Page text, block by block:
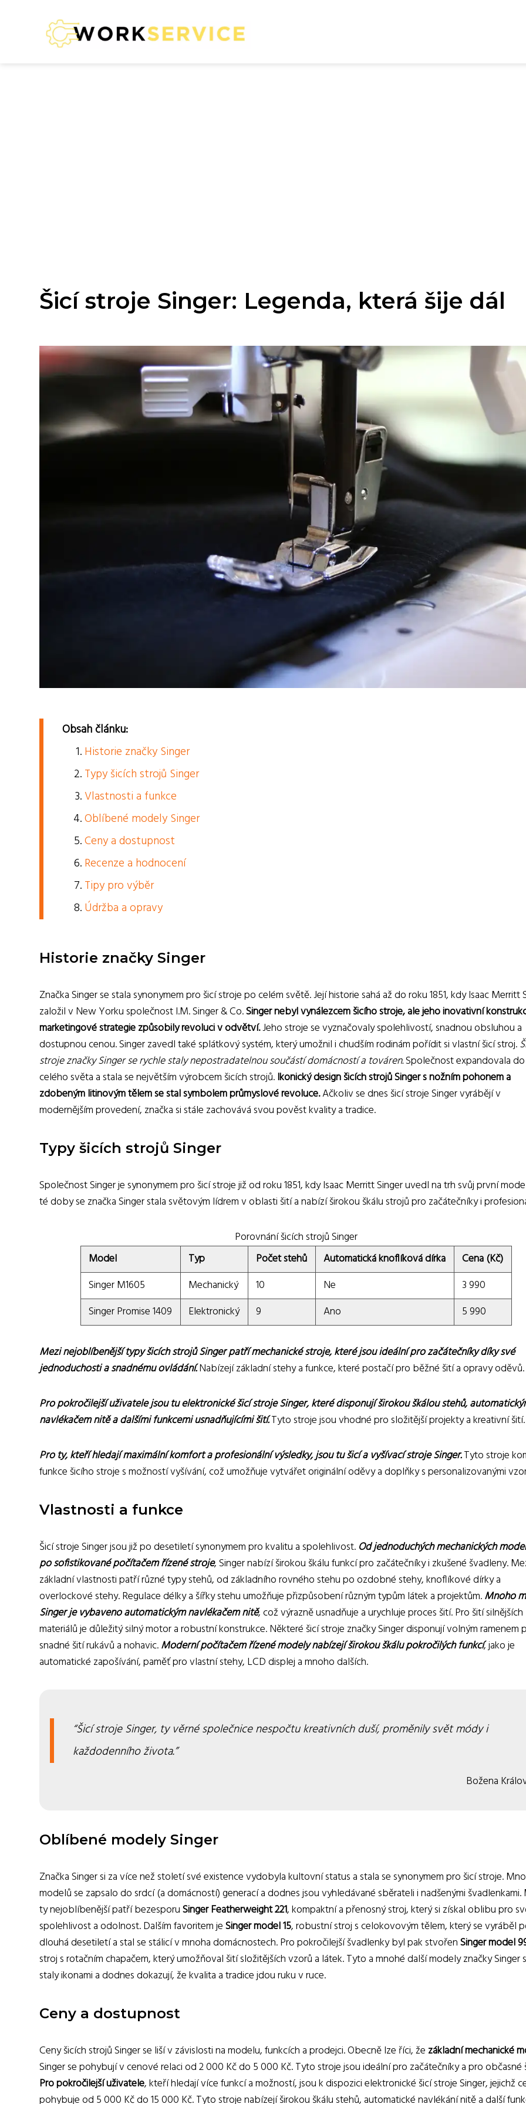
Šicí stroje Singer: Legenda, která šije dál
Obsah článku:
Historie značky Singer
Typy šicích strojů Singer
Vlastnosti a funkce
Oblíbené modely Singer
Ceny a dostupnost
Recenze a hodnocení
Tipy pro výběr
Údržba a opravy
Historie značky Singer
Značka Singer se stala synonymem pro šicí stroje po celém světě. Její historie sahá až do roku 1851, kdy Isaac Merritt
založil v New Yorku společnost I.M. Singer & Co.Singer nebyl vynálezcem šicího stroje, ale jeho inovativní
marketingové strategie způsobily revoluci v odvětví.Jeho stroje se vyznačovaly spolehlivostí, snadnou obsluhou a
dostupnou cenou. Singer zavedl také splátkový systém, který umožnil i chudším rodinám pořídit si vlastní šicí stroj.
stroje značky Singer se rychle staly nepostradatelnou součástí domácností a továren.Společnost expandovala do
celého světa a stala se největším výrobcem šicích strojů.Ikonický design šicích strojů Singer s nožním pohonem a
zdobeným litinovým tělem se stal symbolem průmyslové revoluce.Ačkoliv se dnes šicí stroje Singer vyrábějí v
modernějším provedení, značka si stále zachovává svou pověst kvality a tradice.
Typy šicích strojů Singer
Společnost Singer je synonymem pro šicí stroje již od roku 1851, kdy Isaac Merritt Singer uvedl na trh svůj první
té doby se značka Singer stala světovým lídrem v oblasti šití a nabízí širokou škálu strojů pro začátečníky i
Porovnání šicích strojů Singer
Model
Typ Počet stehů Automatická knoflíková dírka
Cena (Kč)
Singer M1605
Mechanický 10 Ne
3 990
Singer Promise 1409
Elektronický 9 Ano 5 990
Mezi nejoblíbenější typy šicích strojů Singer patří mechanické stroje, které jsou ideální pro začátečníky díky své
jednoduchosti a snadnému ovládání.Nabízejí základní stehy a funkce, které postačí pro běžné šití a opravy oděvů.
Pro pokročilejší uživatele jsou tu elektronické šicí stroje Singer, které disponují širokou škálou stehů,
navlékačem nitě a dalšími funkcemi usnadňujícími šití.Tyto stroje jsou vhodné pro složitější projekty a kreativní šití.
Pro ty, kteří hledají maximální komfort a profesionální výsledky, jsou tu šicí a vyšívací stroje Singer.Tyto stroje
funkce šicího stroje s možností vyšívání, což umožňuje vytvářet originální oděvy a doplňky s personalizovanými
Vlastnosti a funkce
Šicí stroje Singer jsou již po desetiletí synonymem pro kvalitu a spolehlivost. Od jednoduchých mechanických
po sofistikované počítačem řízené stroje, Singer nabízí širokou škálu funkcí pro začátečníky i zkušené švadleny.
základní vlastnosti patří různé typy stehů, od základního rovného stehu po ozdobné stehy, knoflíkové dírky a
overlockové stehy. Regulace délky a šířky stehu umožňuje přizpůsobení různým typům látek a projektům.Mnoho
Singer je vybaveno automatickým navlékačem nitě, což výrazně usnadňuje a urychluje proces šití. Pro šití silnějších
materiálů je důležitý silný motor a robustní konstrukce. Některé šicí stroje značky Singer disponují volným ramenem
snadné šití rukávů a nohavic.Moderní počítačem řízené modely nabízejí širokou škálu pokročilých funkcí, jako je
automatické zapošívání, paměť pro vlastní stehy, LCD displej a mnoho dalších.
Šicí stroje Singer, ty věrné společnice nespočtu kreativních duší, proměnily svět módy i
každodenního života.
Božena
Oblíbené modely Singer
Značka Singer si za více než století své existence vydobyla kultovní status a stala se synonymem pro šicí stroje.
modelů se zapsalo do srdcí (a domácností) generací a dodnes jsou vyhledávané sběrateli i nadšenými švadlenkami.
ty nejoblíbenější patří bezesporuSinger Featherweight 221, kompaktní a přenosný stroj, který si získal oblibu pro
spolehlivost a odolnost. Dalším favoritem jeSinger model 15, robustní stroj s celokovovým tělem, který se vyráběl
dlouhá desetiletí a stal se stálicí v mnoha domácnostech. Pro pokročilejší švadlenky byl pak stvořenSinger model
stroj s rotačním chapačem, který umožňoval šití složitějších vzorů a látek. Tyto a mnohé další modely značky Singer
staly ikonami a dodnes dokazují, že kvalita a tradice jdou ruku v ruce.
Ceny a dostupnost
Ceny šicích strojů Singer se liší v závislosti na modelu, funkcích a prodejci. Obecně lze říci, že základní mechanické
Singer se pohybují v cenové relaci od 2 000 Kč do 5 000 Kč. Tyto stroje jsou ideální pro začátečníky a pro občasné
Pro pokročilejší uživatele, kteří hledají více funkcí a možností, jsou k dispozici elektronické šicí stroje Singer, jejichž
pohybuje od 5 000 Kč do 15 000 Kč. Tyto stroje nabízejí širokou škálu stehů, automatické navlékání nitě a další